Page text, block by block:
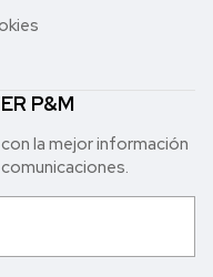
P&M
la mejor in formación